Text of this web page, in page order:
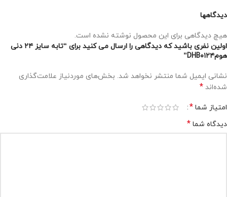
دیدگاهها
هیچ دیدگاهی برای این محصول نوشته نشده است.
اولین نفری باشید که دیدگاهی را ارسال می کنید برای “تابه سایز ۲۴ دنی
هومDHB۰۱۲۴”
نشانی ایمیل شما منتشر نخواهد شد. بخش‌های موردنیاز علامت‌گذاری
شده‌اند *
امتیاز شما *
دیدگاه شما *